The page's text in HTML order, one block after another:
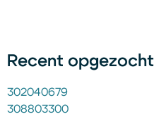
Recent opgezocht
302040679
308803300